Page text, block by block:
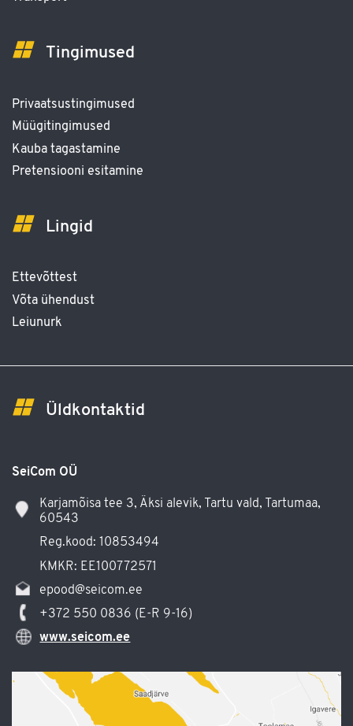
Tingimused
Privaatsustingimused
Müügitingimused
Kauba tagastamine
Pretensiooni esitamine
Lingid
Ettevõttest
Võta ühendust
Leiunurk
Üldkontaktid
SeiCom OÜ
Karjamõisa tee 3, Äksi alevik, Tartu vald, Tartumaa,
60543
Reg.kood: 10853494
KMKR: EE100772571
epood@seicom.ee
+372 550 0836 (E-R 9-16)
www.seicom.ee